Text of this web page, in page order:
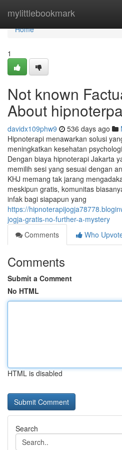
mylittlebookmark
Home
Home
1
Not known
About
davidx109phw9 536 days ago
Hipnoterapi menawarkan solusi
meningkatkan kesehatan
Dengan biaya hipnoterapi Jakarta
memilih sesi yang sesuai dengan
KHJ memang tak jarang
meskipun gratis, komunitas
infak bagi siapapun yang
https://
jogja-gratis-no-further-a-mystery
Comments
Who
Comments
Submit a Comment
No HTML
HTML is disabled
Search